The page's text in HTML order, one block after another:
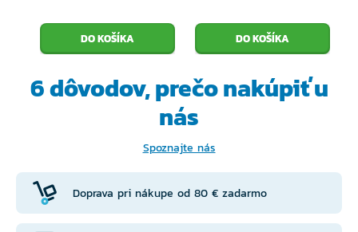
6 dôvodov, prečonakúpiť u
nás
Spoznajte nás
Doprava pri nákupe od 80 € zadarmo